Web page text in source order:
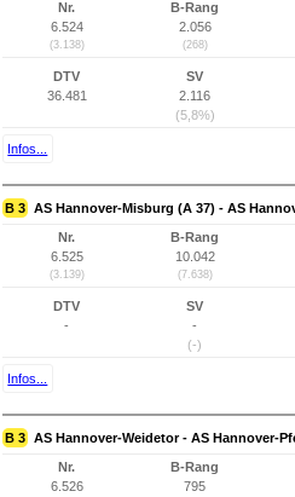
Nr.
6.524
(3.138)
B-Rang
2.056
(268)
DTV
36.481
SV
2.116
(5,8%)
Infos...
B 3 AS Hannover-Misburg (A 37) - AS
Nr.
6.525
(3.139)
B-Rang
10.042
(7.638)
DTV
-
SV
-
(-)
Infos...
B 3 AS Hannover-Weidetor - AS Hannover-
Nr.
6.526
B-Rang
795